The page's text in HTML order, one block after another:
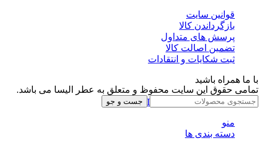
قوانین سایت
بازگرداندن کالا
پرسش های متداول
تضمین اصالت کالا
ثبت شکایات و انتقادات
با ما همراه باشید
Telegram Whatsapp Instagram
تمامی حقوق این سایت محفوظ و متعلق به عطر الیسا می باشد.
جست و جو
منو
دسته بندی ها